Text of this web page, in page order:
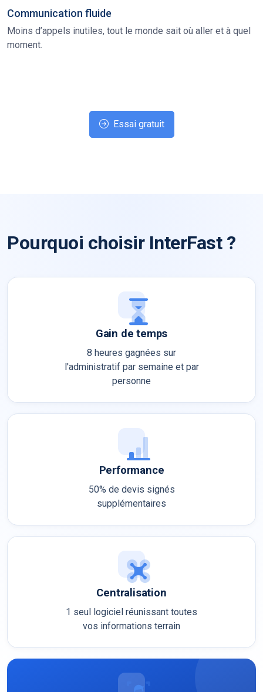
Communication fluide
Moins d’appels inutiles, tout le monde sait où aller et à quel
moment.
Essai gratuit
Pourquoi choisir InterFast ?
Gain de temps
8 heures gagnées sur
l'administratif par semaine et par
personne
Performance
50% de devis signés
supplémentaires
Centralisation
1 seul logiciel réunissant toutes
vos informations terrain